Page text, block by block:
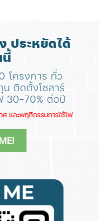
ประหยัดได้
นี้
โครงการ ทั่ว
ติดตั้งโซลาร์
30-70% ต่อปี
และพฤติกรรมการใช้ไฟ